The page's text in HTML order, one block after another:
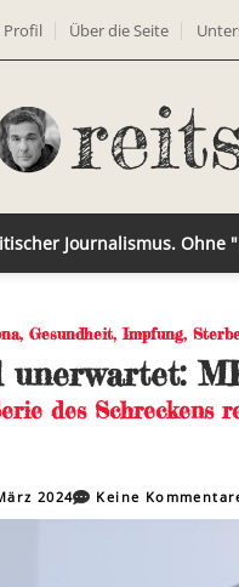
Profil Über die Seite
Journalismus. Ohne
, Gesundheit,Impfung,
des Schreckens
2024 Keine